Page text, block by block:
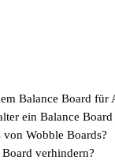
Balance Board für
ein Balance Board
von Wobble Boards?
verhindern?